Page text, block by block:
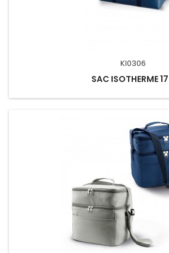
KI0306
SAC ISOTHERME